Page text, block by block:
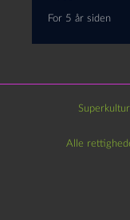
For 5 år siden
Alle